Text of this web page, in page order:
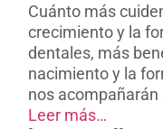
Cuánto más
crecimiento y la
dentales, más
nacimiento y la
nos acompañarán
Leer más…